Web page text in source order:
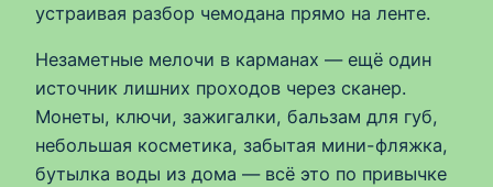
устраивая разбор чемодана прямо на ленте.
Незаметные мелочи в карманах — ещё один
источник лишних проходов через сканер.
Монеты, ключи, зажигалки, бальзам для губ,
небольшая косметика, забытая мини-фляжка,
бутылка воды из дома — всё это по привычке